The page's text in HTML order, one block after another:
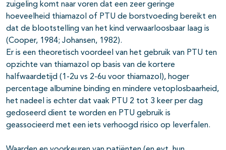
zuigeling komt naar voren dat een zeer geringe
hoeveelheid thiamazol of PTU de borstvoeding bereikt en
dat de blootstelling van het kind verwaarloosbaar laag is
(Cooper, 1984; Johansen, 1982).
Er is een theoretisch voordeel van het gebruik van PTU ten
opzichte van thiamazol op basis van de kortere
halfwaardetijd (1-2u vs 2-6u voor thiamazol), hoger
percentage albumine binding en mindere vetoplosbaarheid,
het nadeel is echter dat vaak PTU 2 tot 3 keer per dag
gedoseerd dient te worden en PTU gebruik is
geassocieerd met een iets verhoogd risico op leverfalen.